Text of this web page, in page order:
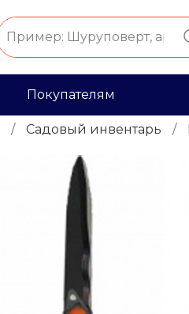
Покупателям
Садовый инвентарь